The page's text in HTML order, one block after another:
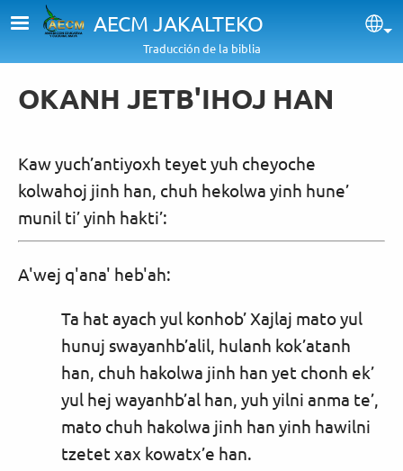
Pasar al contenido principal
AECM JAKALTEKO
Traducción de la biblia
OKANH JETB'IHOJ HAN
Kaw yuch’antiyoxh teyet yuh cheyoche
kolwahoj jinh han, chuh hekolwa yinh hune’
munil ti’ yinh hakti’:
A'wej q'ana' heb'ah:
Ta hat ayach yul konhob’ Xajlaj mato yul
hunuj swayanhb’alil, hulanh kok’atanh
han, chuh hakolwa jinh han yet chonh ek’
yul hej wayanhb’al han, yuh yilni anma te’,
mato chuh hakolwa jinh han yinh hawilni
tzetet xax kowatx’e han.